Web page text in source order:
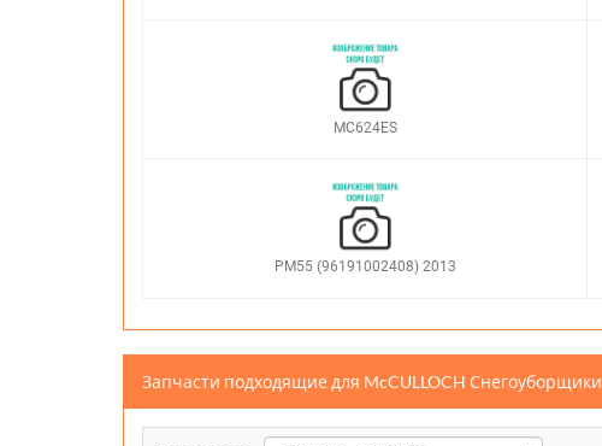
MC624ES
PM55 (96191002408) 2013
Запчасти подходящие для McCULLOCH Снегоуборщики